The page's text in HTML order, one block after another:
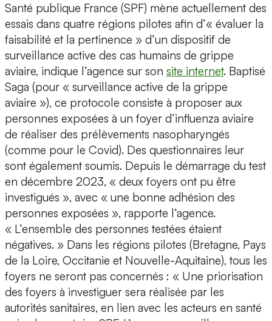
Santé publique France (SPF) mène actuellement des
essais dans quatre régions pilotes afin d’« évaluer la
faisabilité et la pertinence » d’un dispositif de
surveillance active des cas humains de grippe
aviaire, indique l’agence sur son site internet. Baptisé
Saga (pour « surveillance active de la grippe
aviaire »), ce protocole consiste à proposer aux
personnes exposées à un foyer d’influenza aviaire
de réaliser des prélèvements nasopharyngés
(comme pour le Covid). Des questionnaires leur
sont également soumis. Depuis le démarrage du test
en décembre 2023, « deux foyers ont pu être
investigués », avec « une bonne adhésion des
personnes exposées », rapporte l’agence.
« L’ensemble des personnes testées étaient
négatives. » Dans les régions pilotes (Bretagne, Pays
de la Loire, Occitanie et Nouvelle-Aquitaine), tous les
foyers ne seront pas concernés : « Une priorisation
des foyers à investiguer sera réalisée par les
autorités sanitaires, en lien avec les acteurs en santé